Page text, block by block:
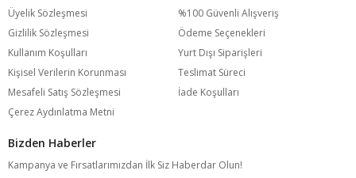
Üyelik Sözleşmesi
Gizlilik Sözleşmesi
Kullanım Koşulları
Kişisel Verilerin Korunması
Mesafeli Satış Sözleşmesi
Çerez Aydınlatma Metni
%100 Güvenli Alışveriş
Ödeme Seçenekleri
Yurt Dışı Siparişleri
Teslimat Süreci
İade Koşulları
Bizden Haberler
Kampanya ve Fırsatlarımızdan İlk Siz Haberdar Olun!